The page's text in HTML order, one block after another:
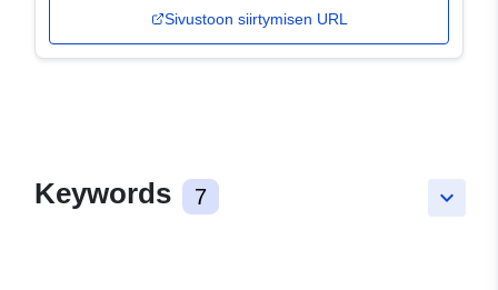
Sivustoon siirtymisen URL
keyboard_arrow_down
Keywords 7